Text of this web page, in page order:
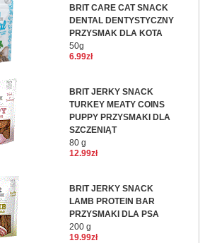
BRIT CARE CAT SNACK
DENTAL DENTYSTYCZNY
PRZYSMAK DLA KOTA
50g
6.99zł
BRIT JERKY SNACK
TURKEY MEATY COINS
PUPPY PRZYSMAKI DLA
SZCZENIĄT
80 g
12.99zł
BRIT JERKY SNACK
LAMB PROTEIN BAR
PRZYSMAKI DLA PSA
200 g
19.99zł